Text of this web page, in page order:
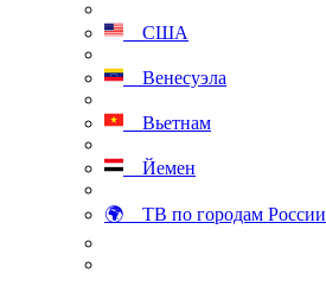
США
Венесуэла
Вьетнам
Йемен
🌍 ТВ по городам России